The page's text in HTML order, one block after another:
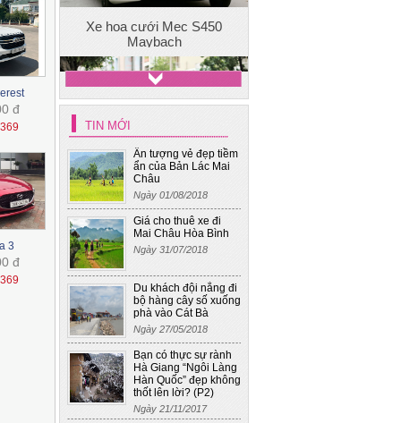
đ
3
đ
Xe hoa cưới - Mec S400
Xe cưới 4
TIN MỚI
Ấn tượng vẻ đẹp tiềm
ẩn của Bản Lác Mai
Châu
Ngày 01/08/2018
Giá cho thuê xe đi
Mai Châu Hòa Bình
Ngày 31/07/2018
Du khách đội nắng đi
bộ hàng cây số xuống
phà vào Cát Bà
Ngày 27/05/2018
Bạn có thực sự rành
Hà Giang “Ngôi Làng
Hàn Quốc” đẹp không
thốt lên lời? (P2)
Ngày 21/11/2017